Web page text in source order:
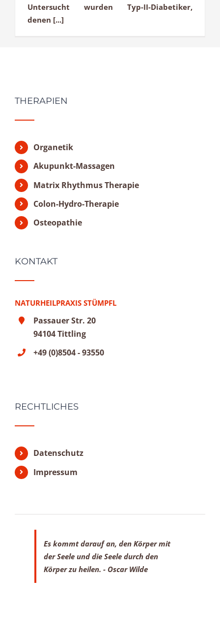
Untersucht wurden Typ-II-Diabetiker,
denen [...]
THERAPIEN
Organetik
Akupunkt-Massagen
Matrix Rhythmus Therapie
Colon-Hydro-Therapie
Osteopathie
KONTAKT
NATURHEILPRAXIS STÜMPFL
Passauer Str. 20
94104 Tittling
+49 (0)8504 - 93550
RECHTLICHES
Datenschutz
Impressum
Es kommt darauf an, den Körper mit
der Seele und die Seele durch den
Körper zu heilen. - Oscar Wilde